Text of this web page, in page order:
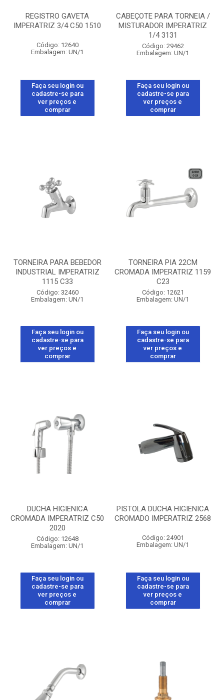
REGISTRO GAVETA
IMPERATRIZ 3/4 C50 1510
Código: 12640
Embalagem: UN/1
Faça seu login ou
cadastre-se para
ver preços e
comprar
CABEÇOTE PARA TORNEIA /
MISTURADOR IMPERATRIZ
1/4 3131
Código: 29462
Embalagem: UN/1
Faça seu login ou
cadastre-se para
ver preços e
comprar
TORNEIRA PARA BEBEDOR
INDUSTRIAL IMPERATRIZ
1115 C33
Código: 32460
Embalagem: UN/1
Faça seu login ou
cadastre-se para
ver preços e
comprar
TORNEIRA PIA 22CM
CROMADA IMPERATRIZ 1159
C23
Código: 12621
Embalagem: UN/1
Faça seu login ou
cadastre-se para
ver preços e
comprar
DUCHA HIGIENICA
CROMADA IMPERATRIZ C50
2020
Código: 12648
Embalagem: UN/1
Faça seu login ou
cadastre-se para
ver preços e
comprar
PISTOLA DUCHA HIGIENICA
CROMADO IMPERATRIZ 2568
Código: 24901
Embalagem: UN/1
Faça seu login ou
cadastre-se para
ver preços e
comprar